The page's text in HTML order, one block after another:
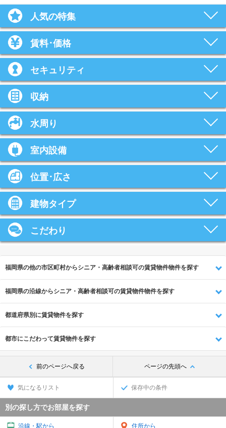
人気の特集
賃料･価格
セキュリティ
収納
水周り
室内設備
位置･広さ
建物タイプ
こだわり
福岡県の他の市区町村からシニア・高齢者相談可の賃貸物件物件を探す
福岡県の沿線からシニア・高齢者相談可の賃貸物件物件を探す
都道府県別に賃貸物件を探す
都市にこだわって賃貸物件を探す
前のページへ戻る ページの先頭へ
気になるリスト 保存中の条件
別の探し方でお部屋を探す
沿線・駅から 住所から